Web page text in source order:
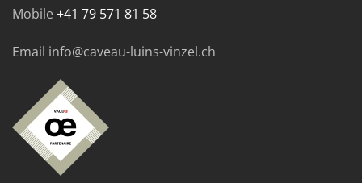
Mobile +41 79 571 81 58
Email info@caveau-luins-vinzel.ch